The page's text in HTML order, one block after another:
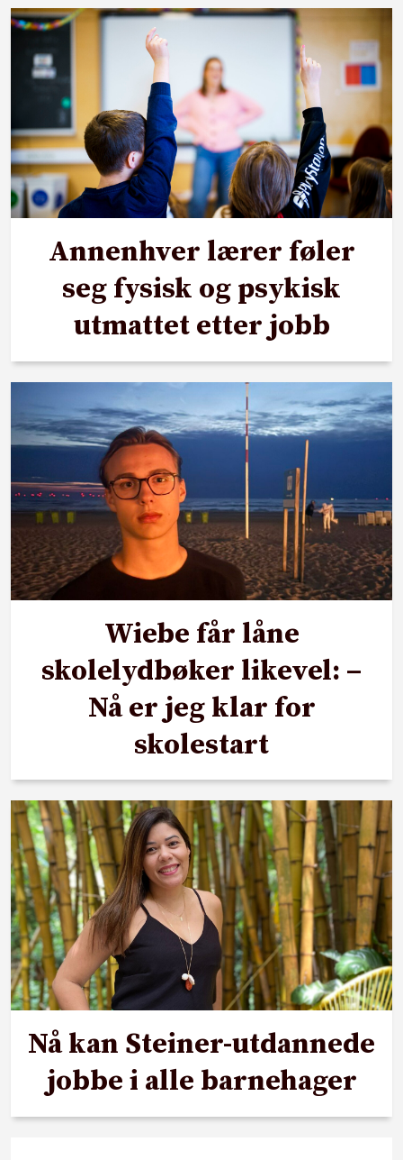
Annenhver lærer føler
seg fysisk og psykisk
utmattet etter jobb
Wiebe får låne
skolelydbøker likevel: –
Nå er jeg klar for
skolestart
Nå kan Steiner-utdannede
jobbe i alle barnehager